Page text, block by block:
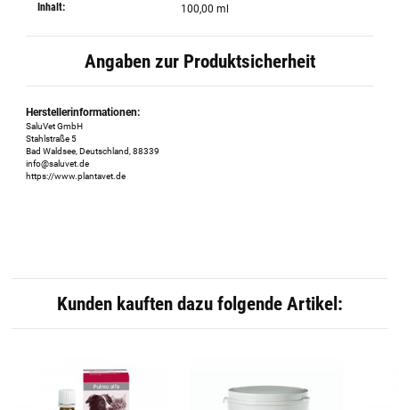
Inhalt: 100,00 ml
Angaben zur Produktsicherheit
Herstellerinformationen:
SaluVet GmbH
Stahlstraße 5
Bad Waldsee, Deutschland, 88339
info@saluvet.de
https://www.plantavet.de
Kunden kauften dazu folgende Artikel: